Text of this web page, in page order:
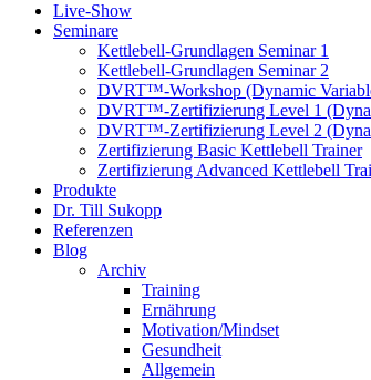
Live-Show
Seminare
Kettlebell-Grundlagen Seminar 1
Kettlebell-Grundlagen Seminar 2
DVRT™-Workshop (Dynamic
DVRT™-Zertifizierung Level 1
DVRT™-Zertifizierung Level 2
Zertifizierung Basic Kettlebell Trainer
Zertifizierung Advanced Kettlebell
Produkte
Dr. Till Sukopp
Referenzen
Blog
Archiv
Training
Ernährung
Motivation/Mindset
Gesundheit
Allgemein